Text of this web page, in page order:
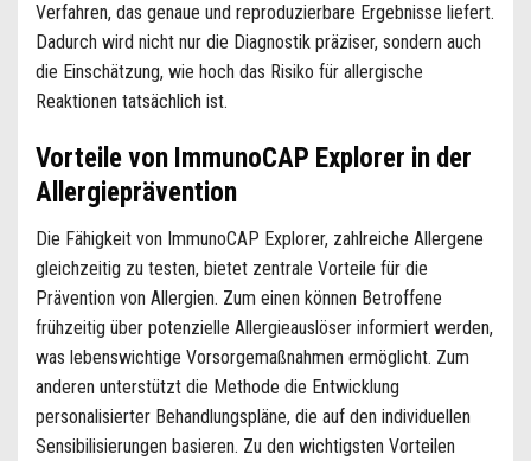
Verfahren, das genaue und reproduzierbare Ergebnisse liefert.
Dadurch wird nicht nur die Diagnostik präziser, sondern auch
die Einschätzung, wie hoch das Risiko für allergische
Reaktionen tatsächlich ist.
Vorteile von ImmunoCAP Explorer in der
Allergieprävention
Die Fähigkeit von ImmunoCAP Explorer, zahlreiche Allergene
gleichzeitig zu testen, bietet zentrale Vorteile für die
Prävention von Allergien. Zum einen können Betroffene
frühzeitig über potenzielle Allergieauslöser informiert werden,
was lebenswichtige Vorsorgemaßnahmen ermöglicht. Zum
anderen unterstützt die Methode die Entwicklung
personalisierter Behandlungspläne, die auf den individuellen
Sensibilisierungen basieren. Zu den wichtigsten Vorteilen